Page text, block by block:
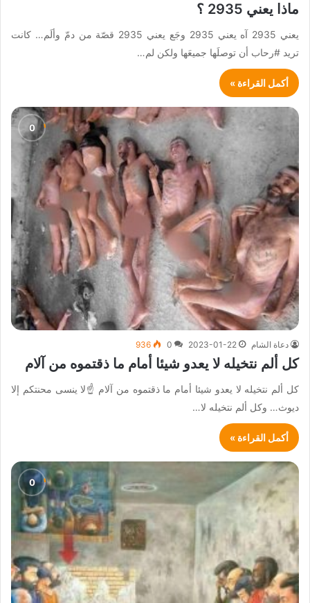
ماذا يعني 2935 ؟
يعني 2935 آه يعني 2935 وجَع يعني 2935 قصّة من دمّ وألَم… كانت
تريد #رحاب أن توصلَها جميعَها ولكن لم…
أكمل القراءة »
دعاة الشام 2023-01-22
0
936
كل ألم نتخيله لا يعدو شيئا أمام ما ذقتموه من آلام
كل ألم نتخيله لا يعدو شيئا أمام ما ذقتموه من آلام ☝️لا ينسى محنتكم إلا
ديوث… وكل ألم نتخيله لا…
أكمل القراءة »